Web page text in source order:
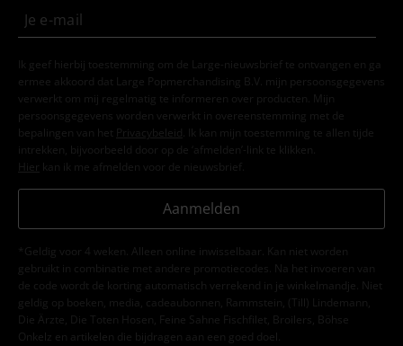
Ik geef hierbij toestemming om de Large-nieuwsbrief te ontvangen en ga
ermee akkoord dat Large Popmerchandising B.V. mijn persoonsgegevens
verwerkt om mij regelmatig te informeren over producten. Mijn
persoonsgegevens worden verwerkt in overeenstemming met de
bepalingen van het
Privacybeleid . Ik kan mijn toestemming te allen tijde
intrekken, bijvoorbeeld door op de ‘afmelden’-link te klikken.
Hier kan ik me afmelden voor de nieuwsbrief.
Aanmelden
*Geldig voor 4 weken. Alleen online inwisselbaar. Kan niet worden
gebruikt in combinatie met andere promotiecodes. Na het invoeren van
de code wordt de korting automatisch verrekend in je winkelmandje. Niet
geldig op boeken, media, cadeaubonnen, Rammstein, (Till) Lindemann,
Die Ärzte, Die Toten Hosen, Feine Sahne Fischfilet, Broilers, Böhse
Onkelz en artikelen die bijdragen aan een goed doel.